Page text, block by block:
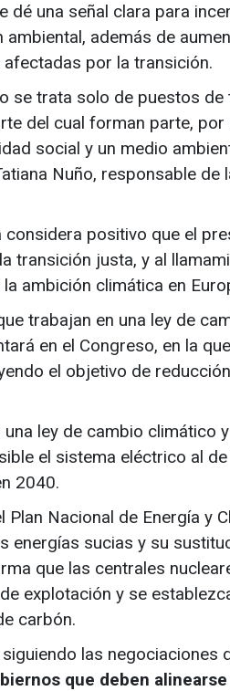
dé una señal clara para
además de
por la transición.
se trata solo de puestos
del cual forman parte,
social y un medio
Nuño, responsable
positivo que el
transición justa, y al
ambición climática en
trabajan en una ley de
en el Congreso, en la
el objetivo de
ley de cambio climático
el sistema eléctrico al
2040.
Nacional de Energía y
energías sucias y su
que las centrales
explotación y se
carbón.
las negociaciones
que deben